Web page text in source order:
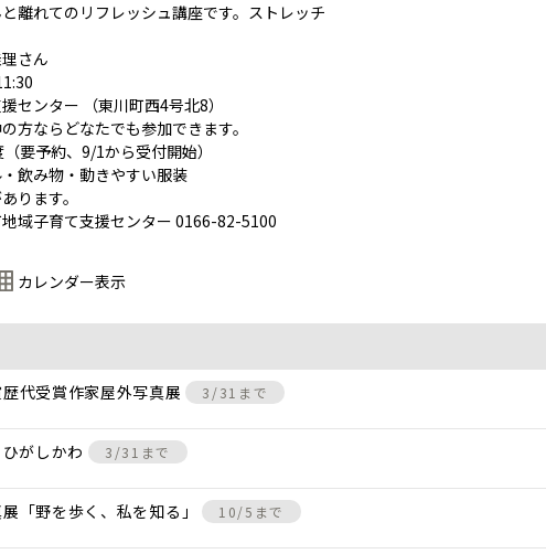
離れてのリフレッシュ講座です。ストレッチ
さん
センター （東川町西4号北8）
方ならどなたでも参加できます。
要予約、9/1から受付開始）
飲み物・動きやすい服装
ります。
域子育て支援センター 0166-82-5100
カレンダー表示
代受賞作家屋外写真展 3/31まで
がしかわ 3/31まで
「野を歩く、私を知る」 10/5まで